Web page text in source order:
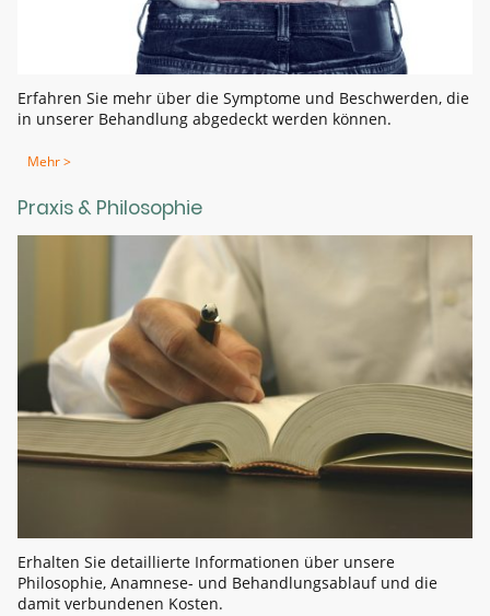
Erfahren Sie mehr über die Symptome und Beschwerden, die
in unserer Behandlung abgedeckt werden können.
Mehr >
Praxis & Philosophie
Erhalten Sie detaillierte Informationen über unsere
Philosophie, Anamnese- und Behandlungsablauf und die
damit verbundenen Kosten.